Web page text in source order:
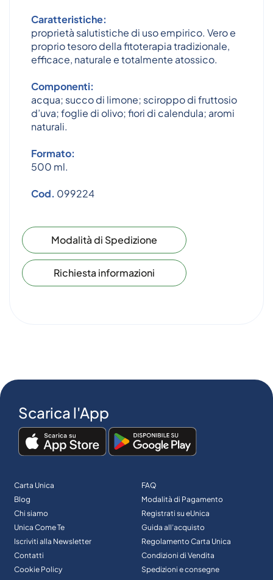
Caratteristiche:
proprietà salutistiche di uso empirico. Vero e
proprio tesoro della fitoterapia tradizionale,
efficace, naturale e totalmente atossico.
Componenti:
acqua; succo di limone; sciroppo di fruttosio
d’uva; foglie di olivo; fiori di calendula; aromi
naturali.
Formato:
500 ml.
Cod. 099224
Modalità di Spedizione
Richiesta informazioni
Scarica l'App
Carta Unica
Blog
Chi siamo
Unica Come Te
Iscriviti alla Newsletter
Contatti
Cookie Policy
FAQ
Modalità di Pagamento
Registrati su eUnica
Guida all’acquisto
Regolamento Carta Unica
Condizioni di Vendita
Spedizioni e consegne